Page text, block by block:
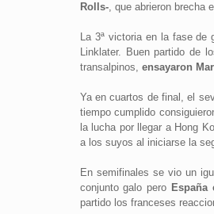
Rolls-, que abrieron brecha
La 3ª victoria en la fase de
Linklater. Buen partido de
transalpinos, ensayaron
Ya en cuartos de final, el
tiempo cumplido
la lucha por llegar a Hong
a los suyos al iniciarse la
En semifinales se vio un
conjunto galo pero
partido los franceses